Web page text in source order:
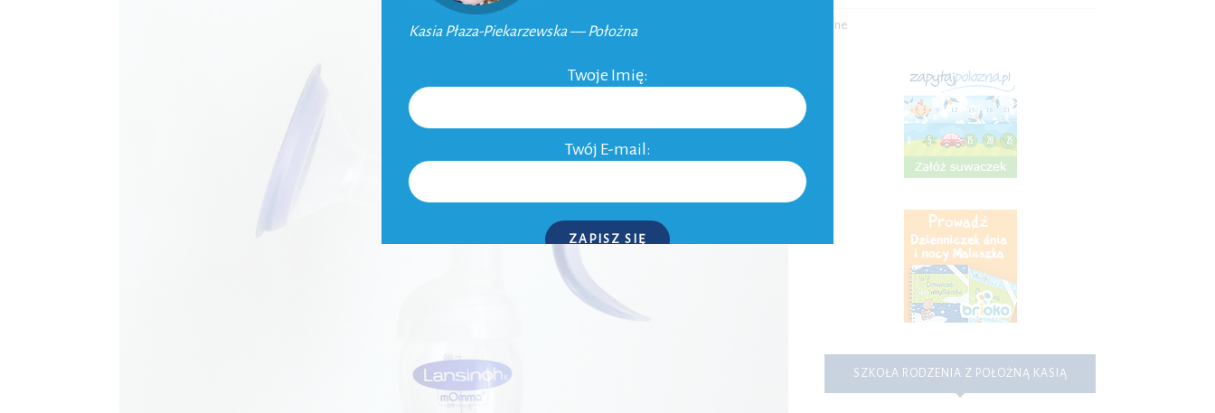
Inne
SZKOŁA RODZENIA Z POŁOŻNĄ KASIĄ
Kasia Płaza-Piekarzewska — Położna
Twoje Imię:
Twój E-mail:
ZAPISZ SIĘ
P.S. W każdej chwili możesz wypisać się z kursu.